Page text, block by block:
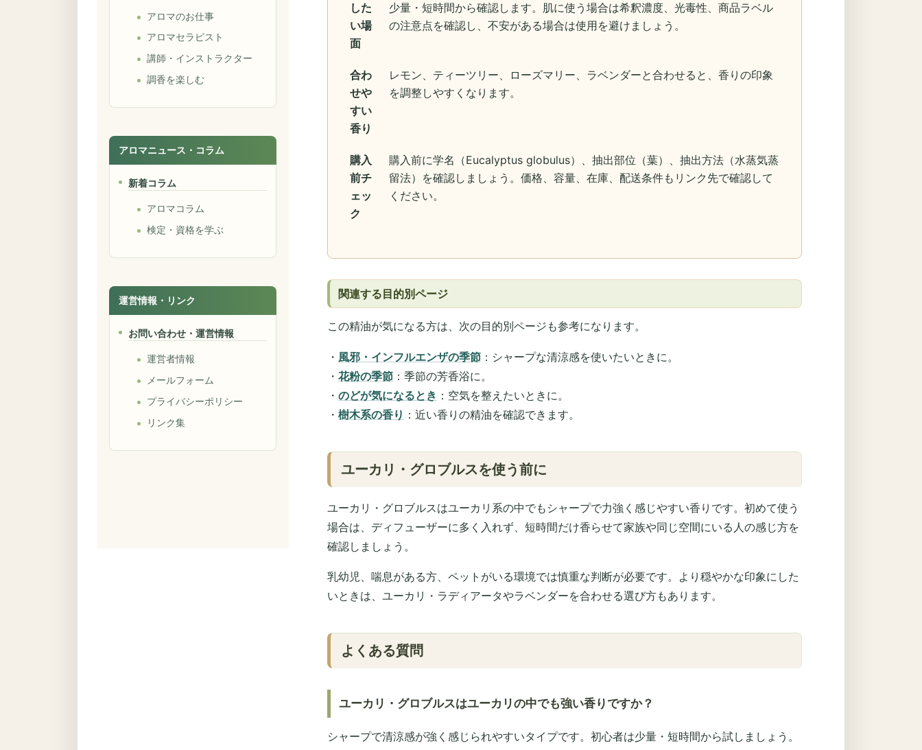
した
い場
面
少量・短時間から確認します。肌に使う場合は希釈濃度、光毒性、商品ラベル
の注意点を確認し、不安がある場合は使用を避けましょう。
合わ
せや
すい
香り
レモン、ティーツリー、ローズマリー、ラベンダーと合わせると、香りの印象
を調整しやすくなります。
購入
前チ
ェッ
ク
購入前に学名（Eucalyptus globulus）、抽出部位（葉）、抽出方法（水蒸気蒸
留法）を確認しましょう。価格、容量、在庫、配送条件もリンク先で確認して
ください。
関連する目的別ページ
この精油が気になる方は、次の目的別ページも参考になります。
・ 風邪・インフルエンザの季節 ：シャープな清涼感を使いたいときに。
・ 花粉の季節 ：季節の芳香浴に。
・ のどが気になるとき ：空気を整えたいときに。
・ 樹木系の香り ：近い香りの精油を確認できます。
ユーカリ・グロブルスを使う前に
ユーカリ・グロブルスはユーカリ系の中でもシャープで力強く感じやすい香りです。初めて使う
場合は、ディフューザーに多く入れず、短時間だけ香らせて家族や同じ空間にいる人の感じ方を
確認しましょう。
乳幼児、喘息がある方、ペットがいる環境では慎重な判断が必要です。より穏やかな印象にした
いときは、ユーカリ・ラディアータやラベンダーを合わせる選び方もあります。
よくある質問
ユーカリ・グロブルスはユーカリの中でも強い香りですか？
シャープで清涼感が強く感じられやすいタイプです。初心者は少量・短時間から試しましょう。
アロマのお仕事
アロマセラピスト
講師・インストラクター
調香を楽しむ
アロマニュース・コラム
新着コラム
アロマコラム
検定・資格を学ぶ
運営情報・リンク
お問い合わせ・運営情報
運営者情報
メールフォーム
プライバシーポリシー
リンク集